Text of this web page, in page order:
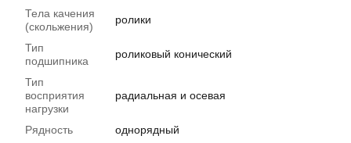
Тела качения
(скольжения)
ролики
Тип
подшипника
роликовый конический
Тип
восприятия
нагрузки
радиальная и осевая
Рядность
однорядный